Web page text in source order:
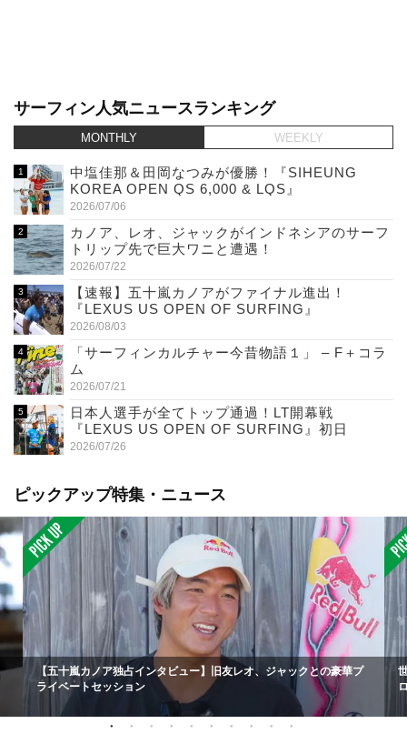
サーフィン人気ニュースランキング
MONTHLY WEEKLY
中塩佳那＆田岡なつみが優勝！『SIHEUNG
KOREA OPEN QS 6,000 & LQS』
2026/07/06
カノア、レオ、ジャックがインドネシアのサーフ
トリップ先で巨大ワニと遭遇！
2026/07/22
【速報】五十嵐カノアがファイナル進出！
『LEXUS US OPEN OF SURFING』
2026/08/03
「サーフィンカルチャー今昔物語１」 – F＋コラ
ム
2026/07/21
日本人選手が全てトップ通過！LT開幕戦
『LEXUS US OPEN OF SURFING』初日
2026/07/26
ピックアップ特集・ニュース
【五十嵐カノア独占インタビュー】旧友レオ、ジャックとの豪華プ
ライベートセッション